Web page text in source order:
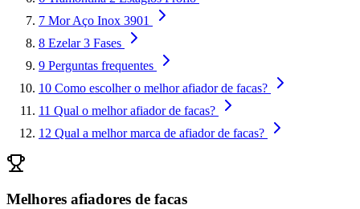
7 Mor Aço Inox 3901
8 Ezelar 3 Fases
9 Perguntas frequentes
10 Como escolher o melhor afiador de facas?
11 Qual o melhor afiador de facas?
12 Qual a melhor marca de afiador de facas?
Melhores afiadores de facas